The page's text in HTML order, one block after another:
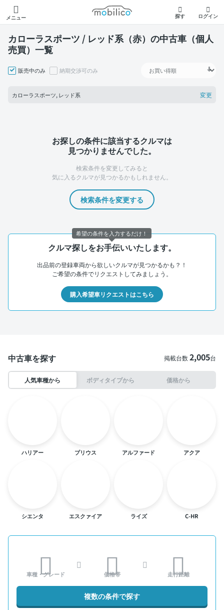
メニュー
モビリコ
探す ログイン
カローラスポーツ / レッド系（赤）の中古車（個人
売買）一覧
販売中のみ 納期交渉可のみ
カローラスポーツ, レッド系 変更
お探しの条件に該当するクルマは
見つかりませんでした。
検索条件を変更してみると
気に入るクルマが見つかるかもしれません。
検索条件を変更する
クルマ探しをお手伝いいたします。
出品前の登録車両から欲しいクルマが見つかるかも？！
ご希望の条件でリクエストしてみましょう。
購入希望車リクエストはこちら
中古車を探す 掲載台数2,005台
人気車種から ボディタイプから 価格から
ハリアー プリウス アルファード アクア
シエンタ エスクァイア ライズ C-HR
車種・グレード 価格帯 走行距離
複数の条件で探す
希望の条件を入力するだけ！